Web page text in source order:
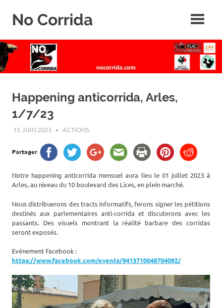
No Corrida
de
la
corrida
Happening anticorrida, Arles,
1/7/23
15 JUIN 2023 ROGER LAHANA
ACTIONS
Partager
Notre happening anticorrida mensuel aura lieu le 01 juillet 2023 à
Arles, au niveau du 10 boulevard des Lices, en plein marché.
Nous distribuerons des tracts informatifs, ferons signer les pétitions
destinés aux parlementaires anti-corrida et discuterons avec les
passants. Des visuels montrant la réalité barbare des corridas
seront exposés.
Evénement Facebook :
https://www.facebook.com/events/9413710048704092/